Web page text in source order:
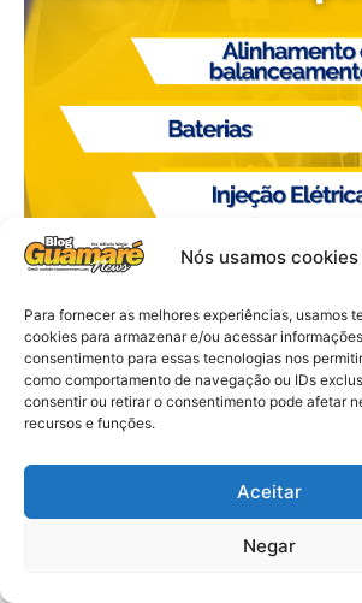
Nós usamos cookies
Para fornecer as melhores experiências, usamos
cookies para armazenar e/ou acessar
consentimento para essas tecnologias nos
como comportamento de navegação ou IDs
consentir ou retirar o consentimento pode afetar
recursos e funções.
Aceitar
Negar